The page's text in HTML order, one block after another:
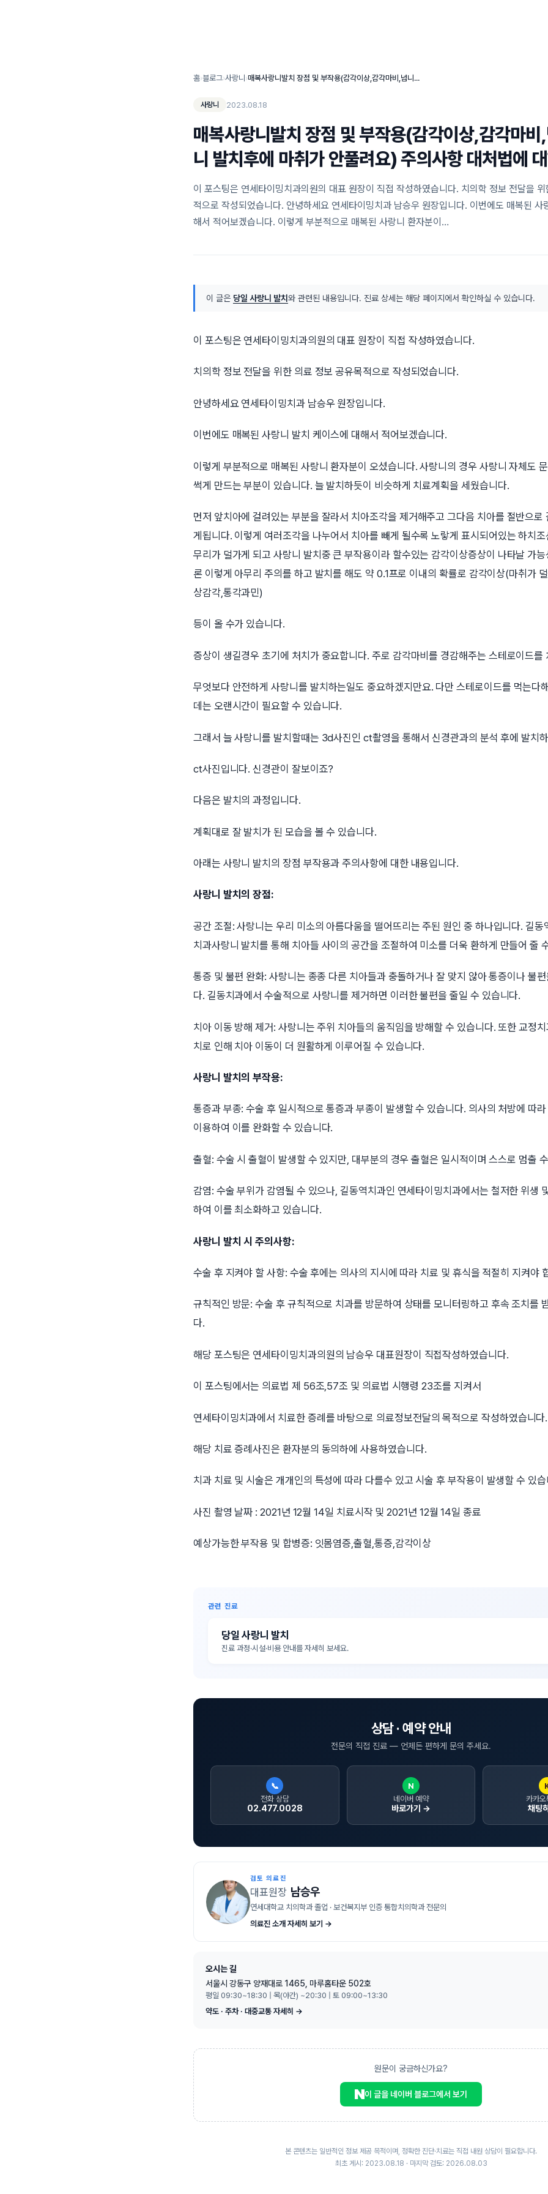
홈›블로그›사랑니 › 매복사랑니발치 장점 및 부작용(감각이상,감각마비,넘니스,사랑니 발치후에 마취가 안풀려요) 주의사항 대처법에 대하여
사랑니 2023.08.18
매복사랑니발치 장점 및 부작용(감각이상,감각마
니 발치후에 마취가 안풀려요) 주의사항 대처법에
이 포스팅은 연세타이밍치과의원의 대표 원장이 직접 작성하였습니다. 치의학 정보 전달을
적으로 작성되었습니다. 안녕하세요 연세타이밍치과 남승우 원장입니다. 이번에도 매복된 사
해서 적어보겠습니다. 이렇게 부분적으로 매복된 사랑니 환자분이…
이 글은 당일 사랑니 발치 와 관련된 내용입니다. 진료 상세는 해당 페이지에서 확인하실 수 있습니다.
이 포스팅은 연세타이밍치과의원의 대표 원장이 직접 작성하였습니다.
치의학 정보 전달을 위한 의료 정보 공유목적으로 작성되었습니다.
안녕하세요 연세타이밍치과 남승우 원장입니다.
이번에도 매복된 사랑니 발치 케이스에 대해서 적어보겠습니다.
이렇게 부분적으로 매복된 사랑니 환자분이 오셨습니다. 사랑니의 경우 사랑니 자체도
썩게 만드는 부분이 있습니다. 늘 발치하듯이 비슷하게 치료계획을 세웠습니다.
먼저 앞치아에 걸려있는 부분을 잘라서 치아조각을 제거해주고 그다음 치아를 절반으로
게됩니다. 이렇게 여러조각을 나누어서 치아를 빼게 될수록 노랗게 표시되어있는 하치
무리가 덜가게 되고 사랑니 발치중 큰 부작용이라 할수있는 감각이상증상이 나타날 가
론 이렇게 아무리 주의를 하고 발치를 해도 약 0.1프로 이내의 확률로 감각이상(마취가
상감각,통각과민)
등이 올 수가 있습니다.
증상이 생길경우 초기에 처치가 중요합니다. 주로 감각마비를 경감해주는 스테로이드를
무엇보다 안전하게 사랑니를 발치하는일도 중요하겠지만요. 다만 스테로이드를 먹는다
데는 오랜시간이 필요할 수 있습니다.
그래서 늘 사랑니를 발치할때는 3d사진인 ct촬영을 통해서 신경관과의 분석 후에 발치
ct사진입니다. 신경관이 잘보이죠?
다음은 발치의 과정입니다.
계획대로 잘 발치가 된 모습을 볼 수 있습니다.
아래는 사랑니 발치의 장점 부작용과 주의사항에 대한 내용입니다.
사랑니 발치의 장점:
공간 조절: 사랑니는 우리 미소의 아름다움을 떨어뜨리는 주된 원인 중 하나입니다. 길동
치과사랑니 발치를 통해 치아들 사이의 공간을 조절하여 미소를 더욱 환하게 만들어 줄
통증 및 불편 완화: 사랑니는 종종 다른 치아들과 충돌하거나 잘 맞지 않아 통증이나 불편
다. 길동치과에서 수술적으로 사랑니를 제거하면 이러한 불편을 줄일 수 있습니다.
치아 이동 방해 제거: 사랑니는 주위 치아들의 움직임을 방해할 수 있습니다. 또한 교정
치로 인해 치아 이동이 더 원활하게 이루어질 수 있습니다.
사랑니 발치의 부작용:
통증과 부종: 수술 후 일시적으로 통증과 부종이 발생할 수 있습니다. 의사의 처방에 따
이용하여 이를 완화할 수 있습니다.
출혈: 수술 시 출혈이 발생할 수 있지만, 대부분의 경우 출혈은 일시적이며 스스로 멈출
감염: 수술 부위가 감염될 수 있으나, 길동역치과인 연세타이밍치과에서는 철저한 위생
하여 이를 최소화하고 있습니다.
사랑니 발치 시 주의사항:
수술 후 지켜야 할 사항: 수술 후에는 의사의 지시에 따라 치료 및 휴식을 적절히 지켜야
규칙적인 방문: 수술 후 규칙적으로 치과를 방문하여 상태를 모니터링하고 후속 조치를
다.
해당 포스팅은 연세타이밍치과의원의 남승우 대표원장이 직접작성하였습니다.
이 포스팅에서는 의료법 제 56조,57조 및 의료법 시행령 23조를 지켜서
연세타이밍치과에서 치료한 증례를 바탕으로 의료정보전달의 목적으로 작성하였습니다.
해당 치료 증례사진은 환자분의 동의하에 사용하였습니다.
치과 치료 및 시술은 개개인의 특성에 따라 다를수 있고 시술 후 부작용이 발생할 수 있
사진 촬영 날짜 : 2021년 12월 14일 치료시작 및 2021년 12월 14일 종료
예상가능한 부작용 및 합병증: 잇몸염증,출혈,통증,감각이상
관련 진료
당일 사랑니 발치
진료 과정·시설·비용 안내를 자세히 보세요.
상담 · 예약 안내
전문의 직접 진료 — 언제든 편하게 문의 주세요.
📞
전화 상담
02.477.0028
N
네이버 예약
바로가기 →
카카오
채팅
검토 의료진
대표원장 남승우
연세대학교 치의학과 졸업 · 보건복지부 인증 통합치의학과 전문의
의료진 소개 자세히 보기 →
오시는 길
서울시 강동구 양재대로 1465, 마루홈타운 502호
평일 09:30~18:30 | 목(야간) ~20:30 | 토 09:00~13:30
약도 · 주차 · 대중교통 자세히 →
원문이 궁금하신가요?
이 글을 네이버 블로그에서 보기
본 콘텐츠는 일반적인 정보 제공 목적이며, 정확한 진단·치료는 직접 내원 상담이 필요합니다.
최초 게시: 2023.08.18 · 마지막 검토: 2026.08.03